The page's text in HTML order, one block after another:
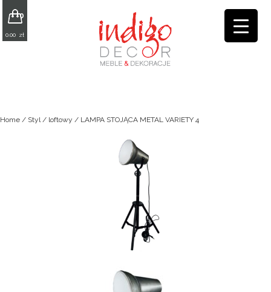
0
0.00 zł
Home / Styl/ loftowy / LAMPA STOJĄCA METAL VARIETY 4